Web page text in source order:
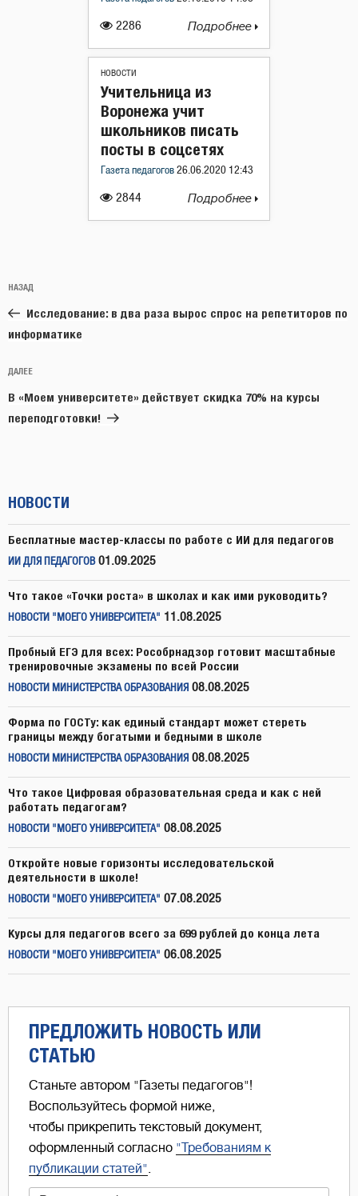
2286 Подробнее
НОВОСТИ
2844
Учительница из
Воронежа учит
школьников писать
посты в соцсетях
Газета педагогов 26.06.2020 12:43
Подробнее
по
записям
Предыдущая
запись:
НАЗАД
Исследование: в два раза вырос спрос на репетиторов по
информатике
Следующая
запись
ДАЛЕЕ
В «Моем университете» действует скидка 70% на курсы
переподготовки!
НОВОСТИ
Бесплатные мастер-классы по работе с ИИ для педагогов
ИИ ДЛЯ ПЕДАГОГОВ 01.09.2025
Что такое «Точки роста» в школах и как ими руководить?
НОВОСТИ "МОЕГО УНИВЕРСИТЕТА" 11.08.2025
Пробный ЕГЭ для всех: Рособрнадзор готовит масштабные
тренировочные экзамены по всей России
НОВОСТИ МИНИСТЕРСТВА ОБРАЗОВАНИЯ 08.08.2025
Форма по ГОСТу: как единый стандарт может стереть
границы между богатыми и бедными в школе
НОВОСТИ МИНИСТЕРСТВА ОБРАЗОВАНИЯ 08.08.2025
Что такое Цифровая образовательная среда и как с ней
работать педагогам?
НОВОСТИ "МОЕГО УНИВЕРСИТЕТА" 08.08.2025
Откройте новые горизонты исследовательской
деятельности в школе!
НОВОСТИ "МОЕГО УНИВЕРСИТЕТА" 07.08.2025
Курсы для педагогов всего за 699 рублей до конца лета
НОВОСТИ "МОЕГО УНИВЕРСИТЕТА" 06.08.2025
ПРЕДЛОЖИТЬ НОВОСТЬ ИЛИ
СТАТЬЮ
Станьте автором "Газеты педагогов"!
Воспользуйтесь формой ниже,
чтобы прикрепить текстовый документ,
оформленный согласно "Требованиям к
публикации статей"